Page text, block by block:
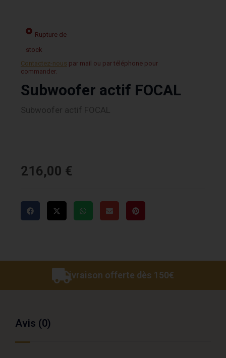
Rupture de
stock
Contactez-nous par mail ou par téléphone pour
commander.
Subwoofer actif FOCAL
Subwoofer actif FOCAL
216,00 €
Livraison offerte dès 150€
Avis (0)